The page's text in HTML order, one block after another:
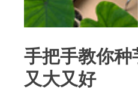
手把手教你种
又大又好